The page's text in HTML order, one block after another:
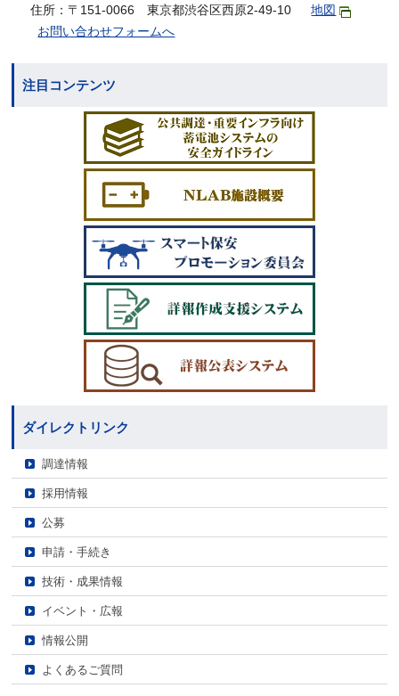
住所：〒151-0066 東京都渋谷区西原2-49-10
地図
お問い合わせフォームへ
注目コンテンツ
ダイレクトリンク
調達情報
採用情報
公募
申請・手続き
技術・成果情報
イベント・広報
情報公開
よくあるご質問